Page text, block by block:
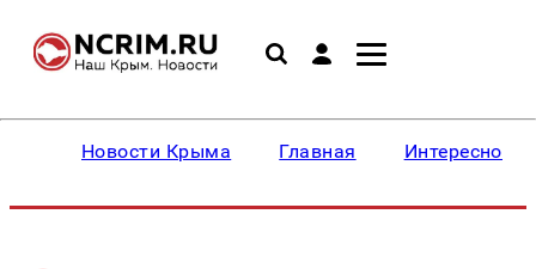
Новости Крыма Главная Интересное